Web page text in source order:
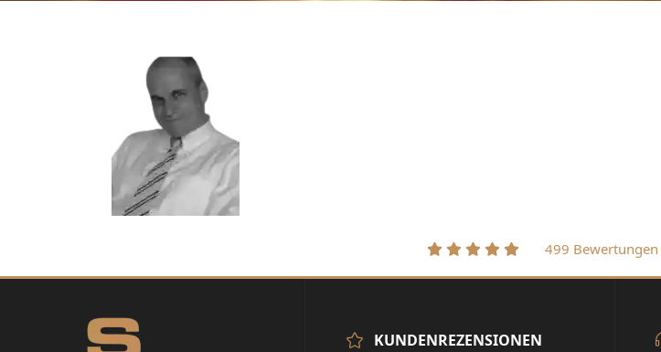
499 Bewertungen
KUNDENREZENSIONEN